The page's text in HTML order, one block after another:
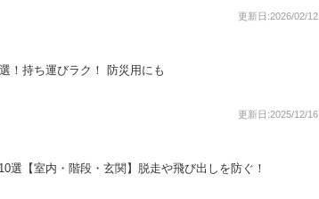
更新日:2026/02/12
！持ち運びラク！ 防災用にも
更新日:2025/12/16
選【室内・階段・玄関】脱走や飛び出しを防ぐ！